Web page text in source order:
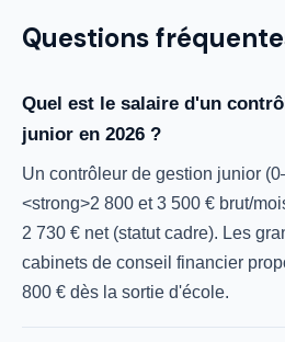
Questions
Quel est le salaire d'un
junior en 2026 ?
Un contrôleur de gestion junior
<strong>2 800 et 3 500 € brut/
2 730 € net (statut cadre). Les
cabinets de conseil financier
800 € dès la sortie d'école.